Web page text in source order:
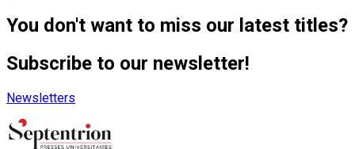
You don't want to miss our latest titles?
Subscribe to our newsletter!
Newsletters